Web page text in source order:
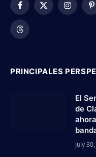
Facebook
X
Threads
PRINCIPALES
El
de
July